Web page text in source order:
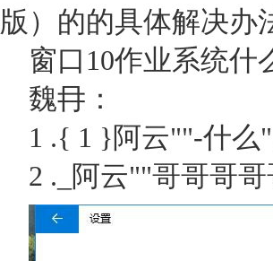
版）的的具体解决办
窗口10作业系统什
魏冄：
1 .{ 1 }阿云""-什么
2 ._阿云""哥哥哥